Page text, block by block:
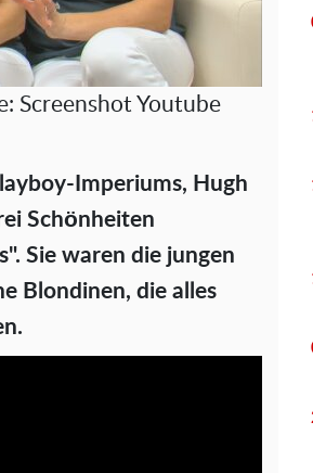
Screenshot Youtube
Imperiums, Hugh
Schönheiten
Sie waren die jungen
Blondinen, die alles